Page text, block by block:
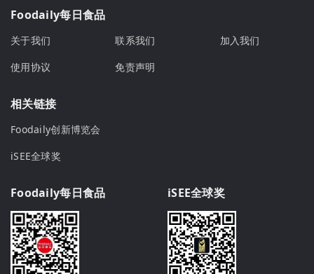
Foodaily每日食品
关于我们 联系我们
加入我们
使用协议
免责声明
相关链接
Foodaily创新博览会
iSEE全球奖
Foodaily每日食品 iSEE全球奖